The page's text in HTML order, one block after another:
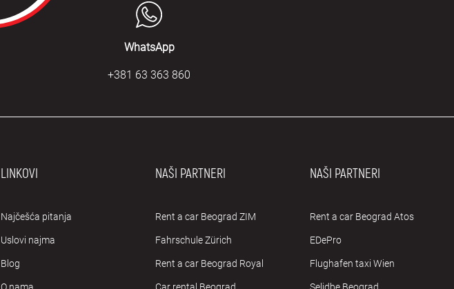
WhatsApp
+381 63 363 860
LINKOVI
Najčešća pitanja
Uslovi najma
Blog
NAŠI PARTNERI
Rent a car Beograd ZIM
Fahrschule Zürich
Rent a car Beograd Royal
NAŠI PARTNERI
Rent a car Beograd Atos
EDePro
Flughafen taxi Wien